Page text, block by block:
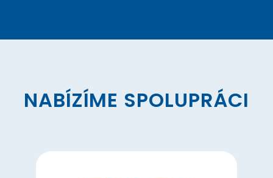
NABÍZÍME SPOLUPRÁCI